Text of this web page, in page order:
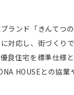
ランド「きんてつ
対応し、街づくり
良住宅を標準仕様
HOUSEとの協業